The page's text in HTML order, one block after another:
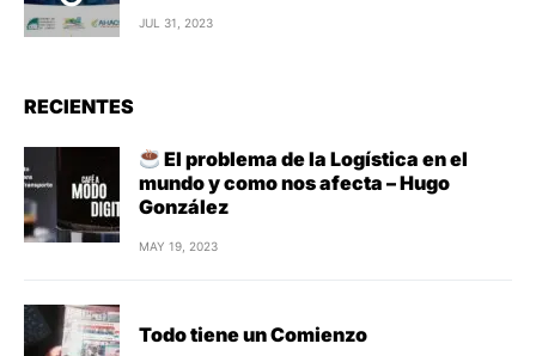
JUL 31, 2023
RECIENTES
El problema de la Logística en el
mundo y como nos afecta – Hugo
González
MAY 19, 2023
Todo tiene un Comienzo